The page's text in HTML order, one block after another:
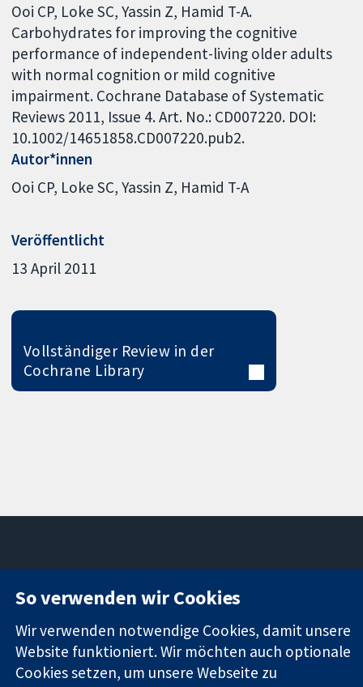
Ooi CP, Loke SC, Yassin Z, Hamid T-A.
Carbohydrates for improving the cognitive
performance of independent-living older adults
with normal cognition or mild cognitive
impairment. Cochrane Database of Systematic
Reviews 2011, Issue 4. Art. No.: CD007220. DOI:
10.1002/14651858.CD007220.pub2.
Autor*innen
Ooi CP Loke SC Yassin Z Hamid T-A
Veröffentlicht
13 April 2011
Vollständiger Review in der
Cochrane Library
Evidenz
Informierte
Entscheidungen
11-13 Cavendish
Square
London
W1G0AN
Vereinigtes
Königreich
Neuigkeiten
Pressestelle
Über uns
So verwenden wir Cookies
Wir verwenden notwendige Cookies, damit unsere
Website funktioniert. Wir möchten auch optionale
Cookies setzen, um unsere Webseite zu